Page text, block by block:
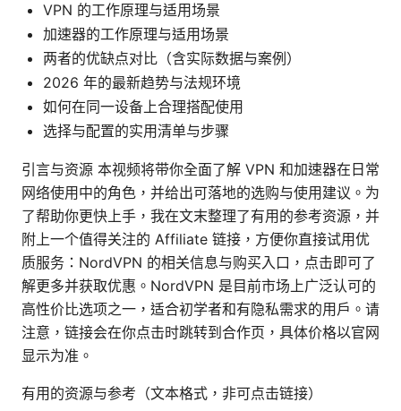
VPN 的工作原理与适用场景
加速器的工作原理与适用场景
两者的优缺点对比（含实际数据与案例）
2026 年的最新趋势与法规环境
如何在同一设备上合理搭配使用
选择与配置的实用清单与步骤
引言与资源 本视频将带你全面了解 VPN 和加速器在日常
网络使用中的角色，并给出可落地的选购与使用建议。为
了帮助你更快上手，我在文末整理了有用的参考资源，并
附上一个值得关注的 Affiliate 链接，方便你直接试用优
质服务：NordVPN 的相关信息与购买入口，点击即可了
解更多并获取优惠。NordVPN 是目前市场上广泛认可的
高性价比选项之一，适合初学者和有隐私需求的用户。请
注意，链接会在你点击时跳转到合作页，具体价格以官网
显示为准。
有用的资源与参考（文本格式，非可点击链接）